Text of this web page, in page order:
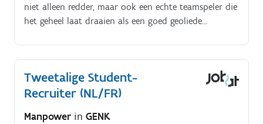
niet alleen redder, maar ook een echte teamspeler die
het geheel laat draaien als een goed geoliede
Tweetalige Student-
Recruiter (NL/FR)
Manpower in GENK